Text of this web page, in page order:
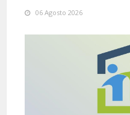
06 Agosto 2026